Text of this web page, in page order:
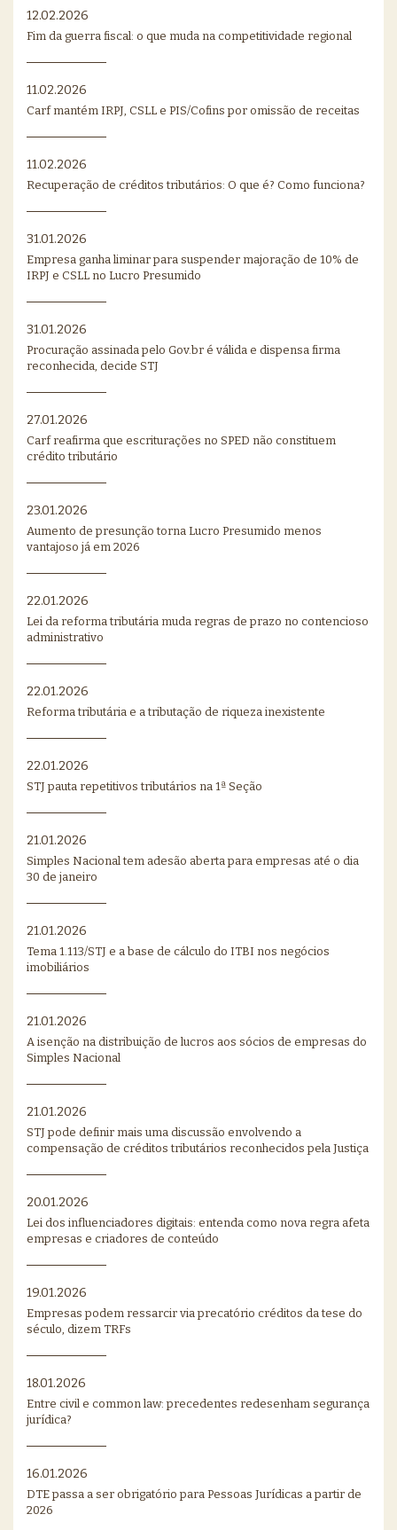
12.02.2026
Fim da guerra fiscal: o que muda na competitividade regional
11.02.2026
Carf mantém IRPJ, CSLL e PIS/Cofins por omissão de receitas
11.02.2026
Recuperação de créditos tributários: O que é? Como funciona?
31.01.2026
Empresa ganha liminar para suspender majoração de 10% de
IRPJ e CSLL no Lucro Presumido
31.01.2026
Procuração assinada pelo Gov.br é válida e dispensa firma
reconhecida, decide STJ
27.01.2026
Carf reafirma que escriturações no SPED não constituem
crédito tributário
23.01.2026
Aumento de presunção torna Lucro Presumido menos
vantajoso já em 2026
22.01.2026
Lei da reforma tributária muda regras de prazo no contencioso
administrativo
22.01.2026
Reforma tributária e a tributação de riqueza inexistente
22.01.2026
STJ pauta repetitivos tributários na 1ª Seção
21.01.2026
Simples Nacional tem adesão aberta para empresas até o dia
30 de janeiro
21.01.2026
Tema 1.113/STJ e a base de cálculo do ITBI nos negócios
imobiliários
21.01.2026
A isenção na distribuição de lucros aos sócios de empresas do
Simples Nacional
21.01.2026
STJ pode definir mais uma discussão envolvendo a
compensação de créditos tributários reconhecidos pela Justiça
20.01.2026
Lei dos influenciadores digitais: entenda como nova regra afeta
empresas e criadores de conteúdo
19.01.2026
Empresas podem ressarcir via precatório créditos da tese do
século, dizem TRFs
18.01.2026
Entre civil e common law: precedentes redesenham segurança
jurídica?
16.01.2026
DTE passa a ser obrigatório para Pessoas Jurídicas a partir de
2026